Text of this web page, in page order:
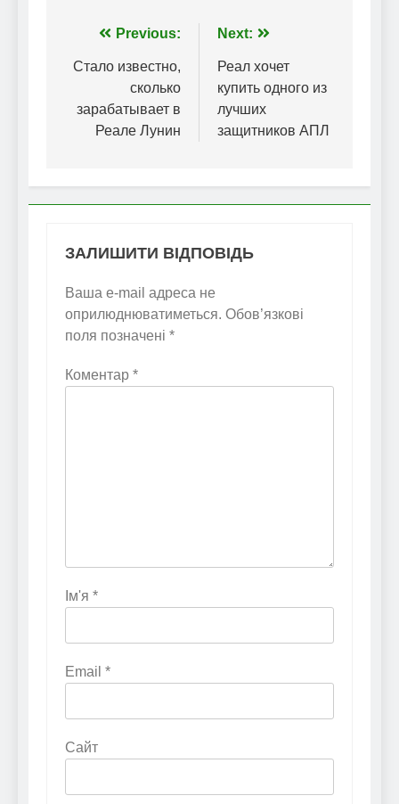
Навігація
записів
Previous:
Стало известно,
сколько
зарабатывает в
Реале Лунин
Next:
Реал хочет
купить одного из
лучших
защитников АПЛ
ЗАЛИШИТИ ВІДПОВІДЬ
Ваша e-mail адреса не
оприлюднюватиметься. Обов’язкові
поля позначені *
Коментар *
Ім'я *
Email *
Сайт